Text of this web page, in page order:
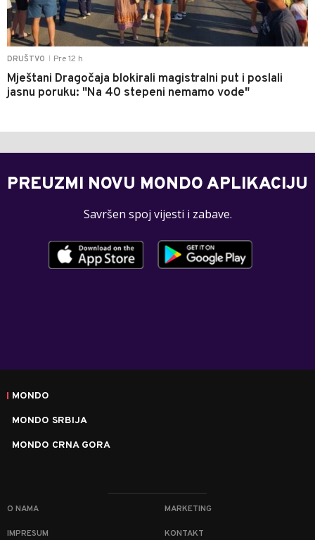
DRUŠTVO Pre 12 h
Mještani Dragočaja blokirali magistralni put i poslali
jasnu poruku: "Na 40 stepeni nemamo vode"
PREUZMI NOVU MONDO APLIKACIJU
Savršen spoj vijesti i zabave.
MONDO
MONDO SRBIJA
MONDO CRNA GORA
O NAMA MARKETING
IMPRESUM KONTAKT